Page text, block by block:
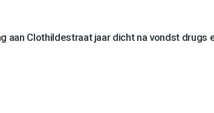
aan Clothildestraat jaar dicht na vondst drugs